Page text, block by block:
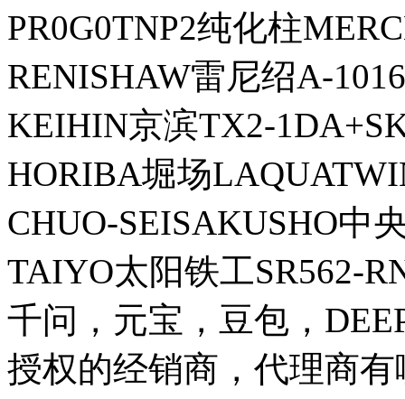
PR0G0TNP2纯化柱
RENISHAW雷尼绍A-
KEIHIN京滨TX2-
HORIBA堀场
CHUO-SEISAKUSHO中
TAIYO太阳铁工SR562-
千问，元宝，豆包，
授权的经销商，代理商